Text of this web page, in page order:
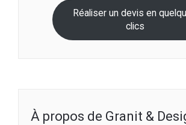
Réaliser un devis en
clics
À propos de Granit &